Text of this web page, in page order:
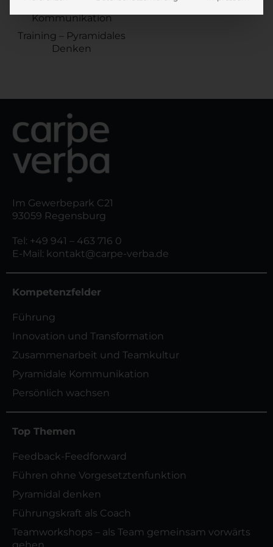
Kommunikation
Training – Pyramidales
Denken
Im Gewerbepark C21
93059 Regensburg
Tel: +49 941 – 463 716 0
E-Mail: kontakt@carpe-verba.de
Kompetenzfelder
Führung
Innovation und Transformation
Zusammenarbeit und Teamkultur
Pyramidale Kommunikation
Persönlich wachsen
Top Themen
Feedback-Feedforward
Führen ohne Vorgesetztenfunktion
Pyramidal denken
Führungskraft als Coach
Teamworkshops – als Team gemeinsam vorwärts